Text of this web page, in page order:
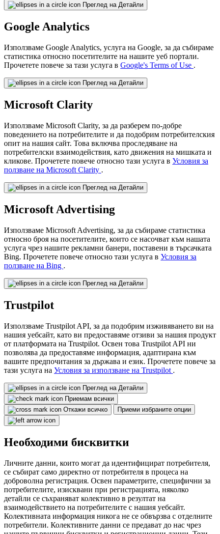
Преглед на Детайли
Google Analytics
Използваме Google Analytics, услуга на Google, за да събираме
статистика относно посетителите на нашите уеб портали.
Прочетете повече за тази услуга в Google's Terms of Use .
Преглед на Детайли
Microsoft Clarity
Използваме Microsoft Clarity, за да разберем по-добре
поведението на потребителите и да подобрим потребителския
опит на нашия сайт. Това включва проследяване на
потребителски взаимодействия, като движения на мишката и
кликове. Прочетете повече относно тази услуга в Условия за
ползване на Microsoft Clarity .
Преглед на Детайли
Microsoft Advertising
Използваме Microsoft Advertising, за да събираме статистика
относно броя на посетителите, които се насочват към нашата
услуга чрез нашите рекламни банери, поставени в търсачката
Bing. Прочетете повече относно тази услуга в Условия за
ползване на Bing .
Преглед на Детайли
Trustpilot
Използваме Trustpilot API, за да подобрим изживяването ви на
нашия уебсайт, като ви предоставяме отзиви за нашия продукт
от платформата на Trustpilot. Освен това Trustpilot API ни
позволява да предоставяме информация, адаптирана към
вашите предпочитания за държава и език. Прочетете повече за
тази услуга на Условия за използване на Trustpilot .
Преглед на Детайли
Приемам всички
Откажи всичко
Приеми избраните опции
Необходими бисквитки
Личните данни, които могат да идентифицират потребителя,
се събират само директно от потребителя в процеса на
доброволна регистрация. Освен параметрите, специфични за
потребителите, изисквани при регистрацията, няколко
детайли се съхраняват колективно в резултат на
взаимодействието на потребителите с нашия уебсайт.
Колективната информация никога не се обвързва с отделните
потребители. Колективните данни се предават до нас чрез